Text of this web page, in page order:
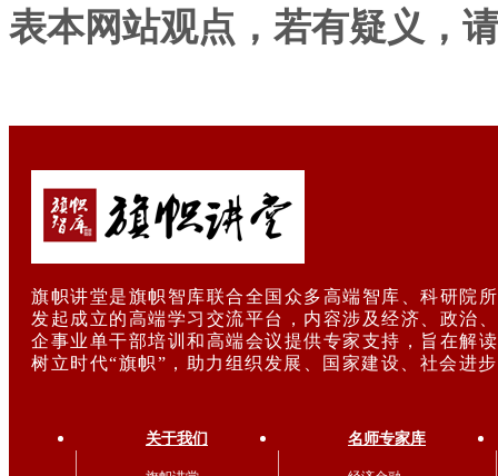
表本网站观点，若有疑义，
旗帜讲堂是旗帜智库联合全国众多高端智库、科研院
发起成立的高端学习交流平台，内容涉及经济、政治
企事业单干部培训和高端会议提供专家支持，旨在解
树立时代“旗帜”，助力组织发展、国家建设、社会进
关于我们 名师专家库